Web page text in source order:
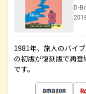
D-
1981年、旅人のバイ
の初版が復刻版で再
です。